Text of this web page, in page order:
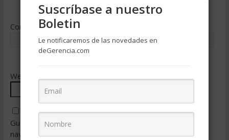
Correo electrónico *
Web
Guarda mi nombre, correo electrónico y web en este
navegador para la próxima vez que comente.
Suscríbase a nuestro
Boletin
Le notificaremos de las novedades en
deGerencia.com